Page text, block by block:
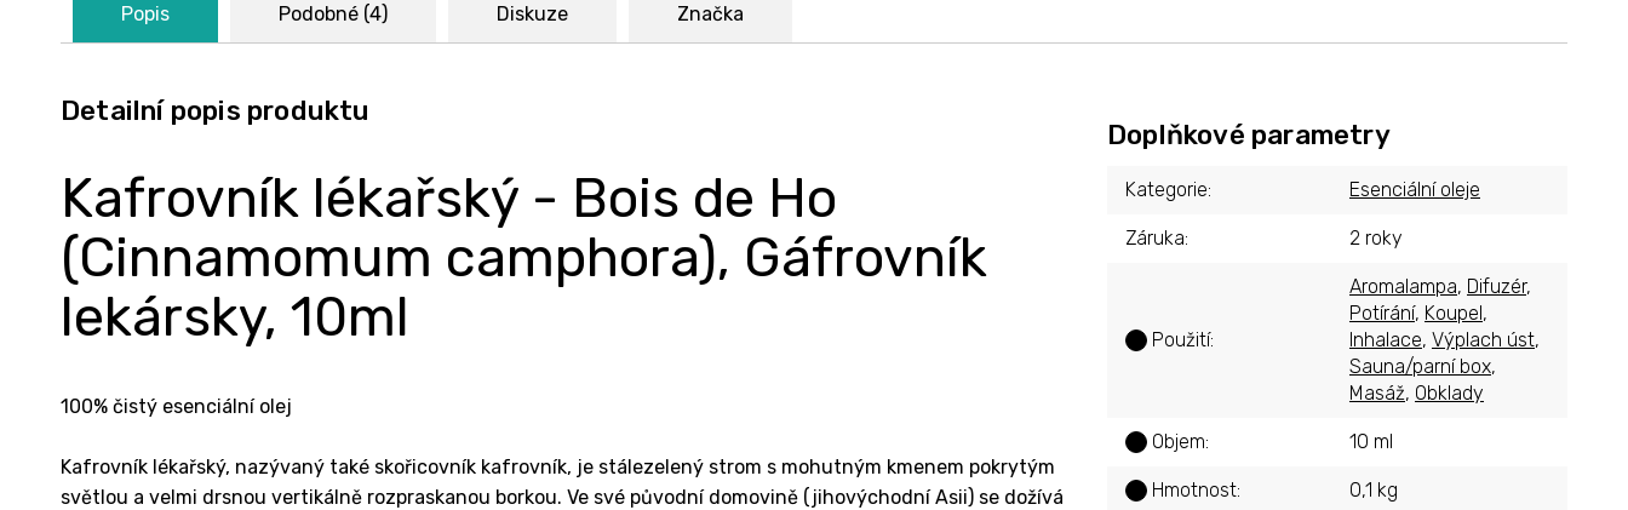
Popis Podobné (4) Diskuze Značka
Detailní popis produktu
Kafrovník lékařský - Bois de Ho
(Cinnamomum camphora), Gáfrovník
lekársky, 10ml
100% čistý esenciální olej
Kafrovník lékařský, nazývaný také skořicovník kafrovník, je stálezelený strom s mohutným kmenem pokrytým
světlou a velmi drsnou vertikálně rozpraskanou borkou. Ve své původní domovině (jihovýchodní Asii) se dožívá
Doplňkové parametry
Kategorie: Esenciální oleje
Záruka: 2 roky
Použití:
Aromalampa, Difuzér,
Potírání, Koupel,
Inhalace, Výplach úst,
Sauna/parní box,
Masáž, Obklady
Objem: 10 ml
Hmotnost: 0,1 kg